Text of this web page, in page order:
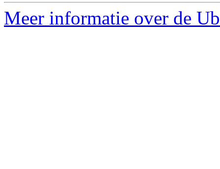
Meer informatie over de